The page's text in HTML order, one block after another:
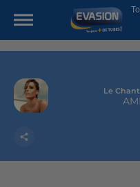
Le